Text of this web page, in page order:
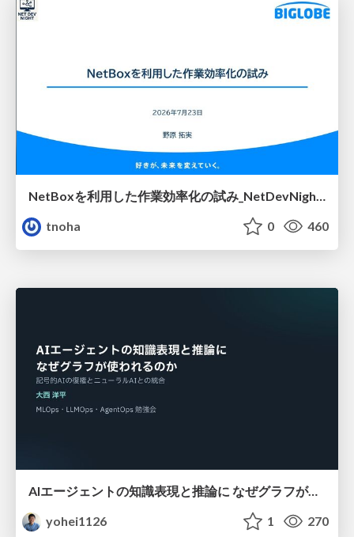
NetBoxを利用した作業効率化の試み_NetDevNight4
tnoha
0 460
AIエージェントの知識表現と推論に なぜグラフが使われるのか - 記号的AIの復権とニューラルAIとの統合
yohei1126
1 270